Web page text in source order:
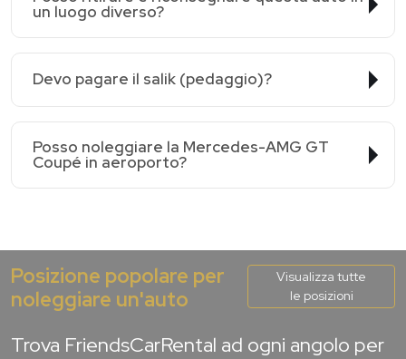
un luogo diverso?
Devo pagare il salik (pedaggio)?
Posso noleggiare la Mercedes-AMG GT
Coupé in aeroporto?
Posizione popolare per
noleggiare un'auto
Visualizza tutte
le posizioni
Trova FriendsCarRental ad ogni angolo per